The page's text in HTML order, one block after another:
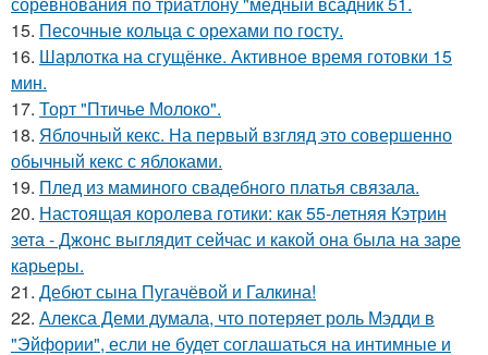
15. Песочные кольца с орехами по госту.
16. Шарлотка на сгущёнке. Активное время готовки 15
мин.
17. Торт "Птичье Молоко".
18. Яблочный кекс. На первый взгляд это совершенно
обычный кекс с яблоками.
19. Плед из маминого свадебного платья связала.
20. Настоящая королева готики: как 55-летняя Кэтрин
зета - Джонс выглядит сейчас и какой она была на заре
карьеры.
21. Дебют сына Пугачёвой и Галкина!
22. Алекса Деми думала, что потеряет роль Мэдди в
"Эйфории", если не будет соглашаться на интимные и